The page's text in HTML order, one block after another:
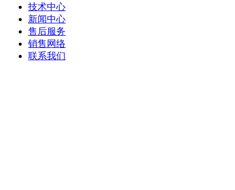
技术中心
新闻中心
售后服务
销售网络
联系我们